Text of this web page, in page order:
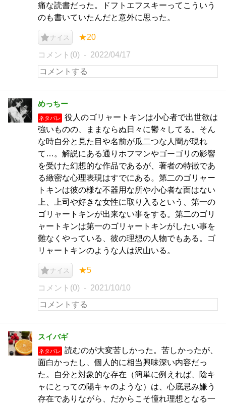
痛な読書だった。ドフトエフスキーってこういう
のも書いていたんだと意外に思った。
ナイス ★20
コメント(0) 2022/04/17
めっちー
ネタバレ
役人のゴリャートキンは小心者で出世欲は
強いものの、ままならぬ日々に鬱々してる。そん
な時自分と見た目や名前が瓜二つな人間が現れ
て…。解説にある通りホフマンやゴーゴリの影響
を受けた幻想的な作品であるが、著者の特徴であ
る緻密な心理表現はすでにある。第二のゴリャー
トキンは彼の様な不器用な所や小心者な面はない
上、上司や好きな女性に取り入るという、第一の
ゴリャートキンが出来ない事をする。第二のゴリ
ャートキンは第一のゴリャートキンがしたい事を
難なくやっている、彼の理想の人物でもある。ゴ
リャートキンのような人は沢山いる。
ナイス ★5
コメント(0) 2021/10/10
スイバギ
ネタバレ
読むのが大変苦しかった。苦しかったが、
面白かったし、個人的に相当興味深い内容だっ
た。自分と対象的な存在（簡単に例えれば、陰キ
ャにとっての陽キャのような）は、心底忌み嫌う
存在でありながら、だからこそ憧れ理想となる一